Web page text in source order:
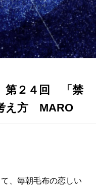
第２４回 「禁
え方 MARO
、毎朝毛布の恋しい